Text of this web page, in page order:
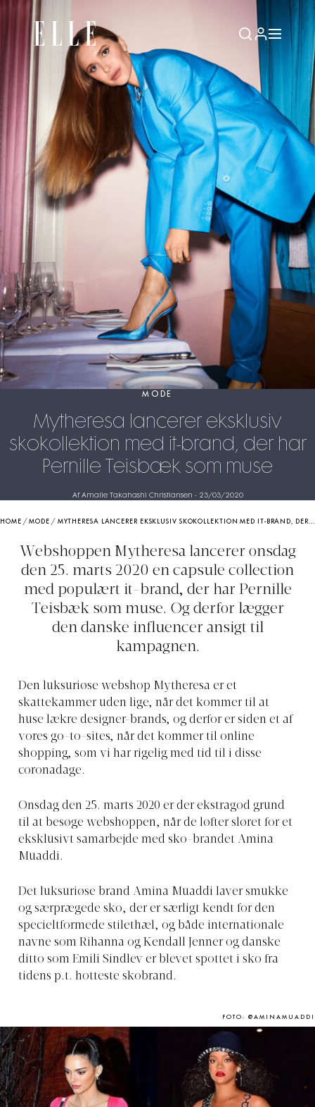
MODE
Mytheresa lancerer eksklusiv
skokollektion med it-brand, der har
Pernille Teisbæk som muse
Af Amalie Takahashi Christiansen - 23/03/2020
HOME /MODE / MYTHERESA LANCERER EKSKLUSIV SKOKOLLEKTION MED IT-BRAND, DER HAR PERNILLE TEISBÆK SOM MUSE
Webshoppen Mytheresa lancerer onsdag
den 25. marts 2020 en capsule collection
med populært it-brand, der har Pernille
Teisbæk som muse. Og derfor lægger
den danske influencer ansigt til
kampagnen.
Den luksuriøse webshop Mytheresa er et
skattekammer uden lige, når det kommer til at
huse lækre designer-brands, og derfor er siden et af
vores go-to-sites, når det kommer til online
shopping, som vi har rigelig med tid til i disse
coronadage.
Onsdag den 25. marts 2020 er der ekstragod grund
til at besøge webshoppen, når de løfter sløret for et
eksklusivt samarbejde med sko-brandet Amina
Muaddi.
Det luksuriøse brand Amina Muaddi laver smukke
og særprægede sko, der er særligt kendt for den
specieltformede stilethæl, og både internationale
navne som Rihanna og Kendall Jenner og danske
ditto som Emili Sindlev er blevet spottet i sko fra
tidens p.t. hotteste skobrand.
FOTO: @AMINAMUADDI